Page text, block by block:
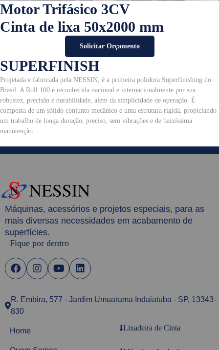
Motor Trifásico 3CV
Cinta de lixa 50x2000 mm
Solicitar Orçamento
SUPERFINISH
Projetada e fabricada pela NESSIN, é a primeira polidora Superfinishing do
Brasil. A Roll 100 é reconhecida nacional e internacionalmente por sua
robustez, precisão e durabilidade, além da simplicidade de operação. É
composta de um sólido conjunto mecânico e uma estrutura rígida, propiciando
um trabalho de longa duração, preciso, sem vibrações e de baixíssima
manutenção.
Máquinas, acessórios e projetos especiais, para as
mais diversas necessidades em acabamento de
superfícies.
Home Lixadeira de Cinta
Fique por dentro
R. Embira, 577 - Jardim Umuarama Indaiatuba - SP, 13343-
830